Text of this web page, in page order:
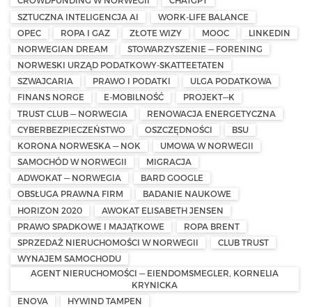
SZTUCZNA INTELIGENCJA AI
WORK-LIFE BALANCE
OPEC
ROPA I GAZ ZŁOTE WIZY MOOC
LINKEDIN
NORWEGIAN DREAM
STOWARZYSZENIE — FORENING
NORWESKI URZĄD PODATKOWY-SKATTEETATEN
SZWAJCARIA
PRAWO I PODATKI
ULGA PODATKOWA
FINANS NORGE
E-MOBILNOŚĆ
PROJEKT—K
TRUST CLUB — NORWEGIA
RENOWACJA ENERGETYCZNA
CYBERBEZPIECZEŃSTWO
OSZCZĘDNOŚCI
BSU
KORONA NORWESKA — NOK
UMOWA W NORWEGII
SAMOCHÓD W NORWEGII
MIGRACJA
ADWOKAT — NORWEGIA
BARD GOOGLE
OBSŁUGA PRAWNA FIRM
BADANIE NAUKOWE
HORIZON 2020
AWOKAT ELISABETH JENSEN
PRAWO SPADKOWE I MAJĄTKOWE
ROPA BRENT
SPRZEDAŻ NIERUCHOMOŚCI W NORWEGII
CLUB TRUST
WYNAJEM SAMOCHODU
AGENT NIERUCHOMOŚCI — EIENDOMSMEGLER, KORNELIA
KRYNICKA
ENOVA
HYWIND TAMPEN